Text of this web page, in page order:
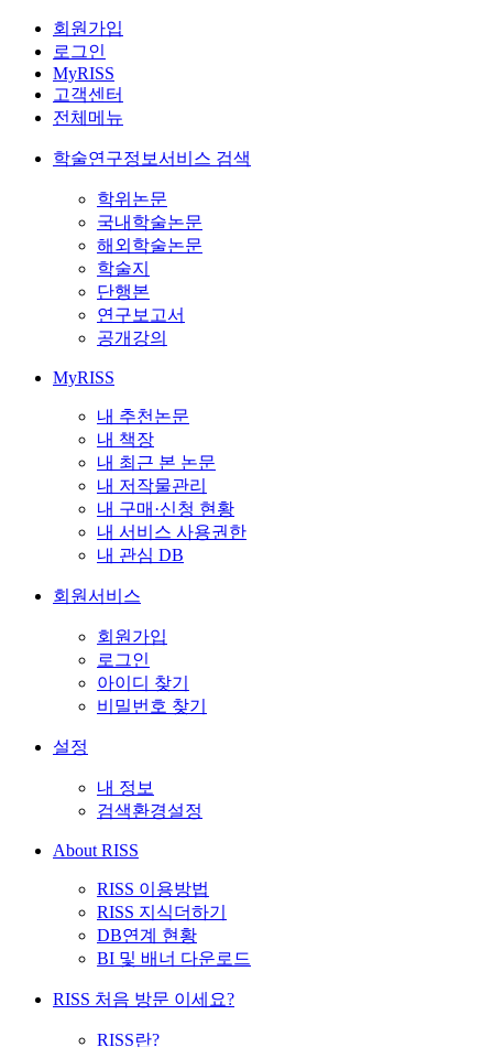
회원가입
로그인
MyRISS
고객센터
전체메뉴
학술연구정보서비스 검색
학위논문
국내학술논문
해외학술논문
학술지
단행본
연구보고서
공개강의
MyRISS
내 추천논문
내 책장
내 최근 본 논문
내 저작물관리
내 구매·신청 현황
내 서비스 사용권한
내 관심 DB
회원서비스
회원가입
로그인
아이디 찾기
비밀번호 찾기
설정
내 정보
검색환경설정
About RISS
RISS 이용방법
RISS 지식더하기
DB연계 현황
BI 및 배너 다운로드
RISS 처음 방문 이세요?
RISS란?